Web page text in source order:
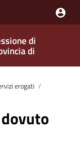
di
di
erogati /